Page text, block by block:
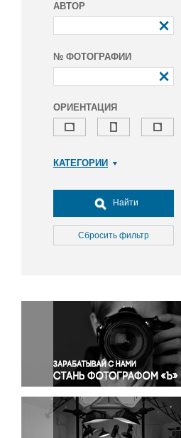
АВТОР
№ ФОТОГРАФИИ
ОРИЕНТАЦИЯ
КАТЕГОРИИ
Досуг, туризм и отдых
Культура
Медицина
Окружающая среда
Политика
Правосудие
Происшествия и конфликты
Религия
Светская жизнь
Спорт
Экология
Найти
Сбросить фильтр